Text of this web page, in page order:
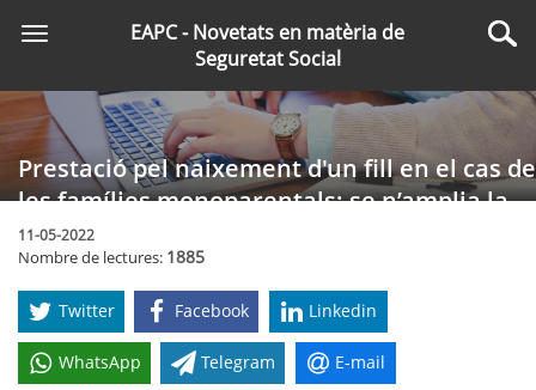
principal
Toggle
EAPC - Novetats en matèria de
Seguretat Social
Prestació pel naixement d'un fill en el cas de
les famílies monoparentals: se n’amplia la
durada?
11-05-2022
Nombre de lectures: 1885
Twitter Facebook Linkedin
WhatsApp Telegram
E-mail